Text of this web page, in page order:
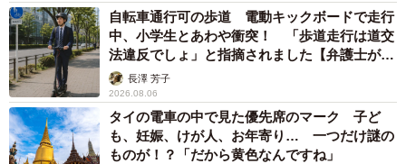
自転車通行可の歩道 電動キックボードで走行
中、小学生とあわや衝突！ 「歩道走行は道交
法違反でしょ」と指摘されました【弁護士が解
説】長澤 芳子
2026.08.06
タイの電車の中で見た優先席のマーク 子ど
も、妊娠、けが人、お年寄り… 一つだけ謎の
ものが！？「だから黄色なんですね」